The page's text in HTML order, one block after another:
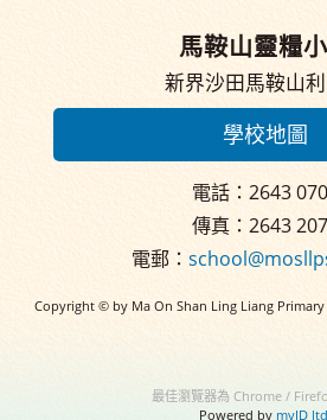
馬鞍山靈糧
新界沙田馬鞍山
學校地圖
電話：2643
傳真：2643
電郵：
Copyright © by Ma On Shan Ling Liang Primary
最佳瀏覽器為 Chrome /
Powered by myID